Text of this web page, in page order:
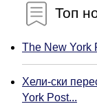
Топ
The New York
Хели-ски
York Post...